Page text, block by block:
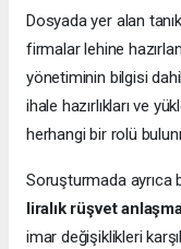
Dosyada yer alan
firmalar lehine
yönetiminin bilgisi
ihale hazırlıkları ve
herhangi bir rolü
Soruşturmada ayrıca
liralık rüşvet
imar değişiklikleri